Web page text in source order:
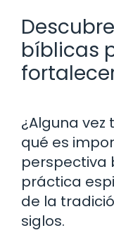
bíblicas
¿Alguna
qué es
perspectiva
práctica
de la
siglos.